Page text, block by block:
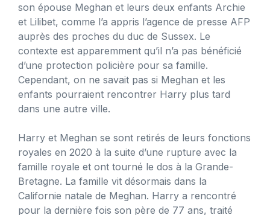
son épouse Meghan et leurs deux enfants Archie
et Lilibet, comme l’a appris l’agence de presse AFP
auprès des proches du duc de Sussex. Le
contexte est apparemment qu’il n’a pas bénéficié
d’une protection policière pour sa famille.
Cependant, on ne savait pas si Meghan et les
enfants pourraient rencontrer Harry plus tard
dans une autre ville.
Harry et Meghan se sont retirés de leurs fonctions
royales en 2020 à la suite d’une rupture avec la
famille royale et ont tourné le dos à la Grande-
Bretagne. La famille vit désormais dans la
Californie natale de Meghan. Harry a rencontré
pour la dernière fois son père de 77 ans, traité